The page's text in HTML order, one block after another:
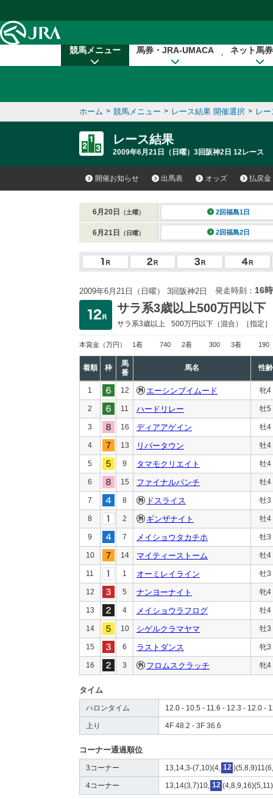
競馬メニュー 馬券・JRA-UMACA ネット馬
ホーム > 競馬メニュー > レース結果 開催選択 > レ
レース結果
2009年6月21日（日曜）3回阪神2日 12レース
開催お知らせ 出馬表 オッズ 払戻金
6月20日 （土曜） 2回福島1日
6月21日 （日曜） 2回福島2日
2009年6月21日（日曜） 3回阪神2日 発走時刻： 16
サラ系3歳以上500万円以下
サラ系3歳以上 500万円以下 （混合）［指定］
本賞金 （万円） 1着 740 2着 300 3着 190
着順 枠
馬
番
馬名 性齢
1 12 エーシンブイムード 牝4
2 11 ハードリレー 牡5
3 16 ディアアゲイン 牡4
4 13 リバータウン 牡4
5 9 タマモクリエイト 牡4
6 15 ファイナルパンチ 牡4
7 8 ドスライス 牡3
8 2 ギンザナイト 牡4
9 7 メイショウタカチホ 牡3
10 14 マイティーストーム 牡4
11 1 オーミレイライン 牡3
12 5 ナンヨーナイト 牝4
13 4 メイショウラフログ 牡4
14 10 シゲルクラマヤマ 牡3
15 6 ラストダンス 牝3
16 3 フロムスクラッチ 牝4
タイム
ハロンタイム 12.0 - 10.5 - 11.6 - 12.3 - 12.0 -
上り 4F 48.2 - 3F 36.6
コーナー通過順位
3コーナー 13,14,3-(7,10)(4, 12
4コーナー 13,14(3,7)10, 12